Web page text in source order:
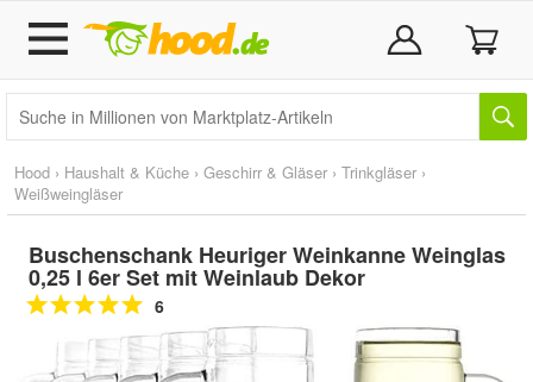
Hood › Haushalt & Küche › Geschirr & Gläser › Trinkgläser ›
Weißweingläser
Buschenschank Heuriger Weinkanne Weinglas
0,25 l 6er Set mit Weinlaub Dekor
6